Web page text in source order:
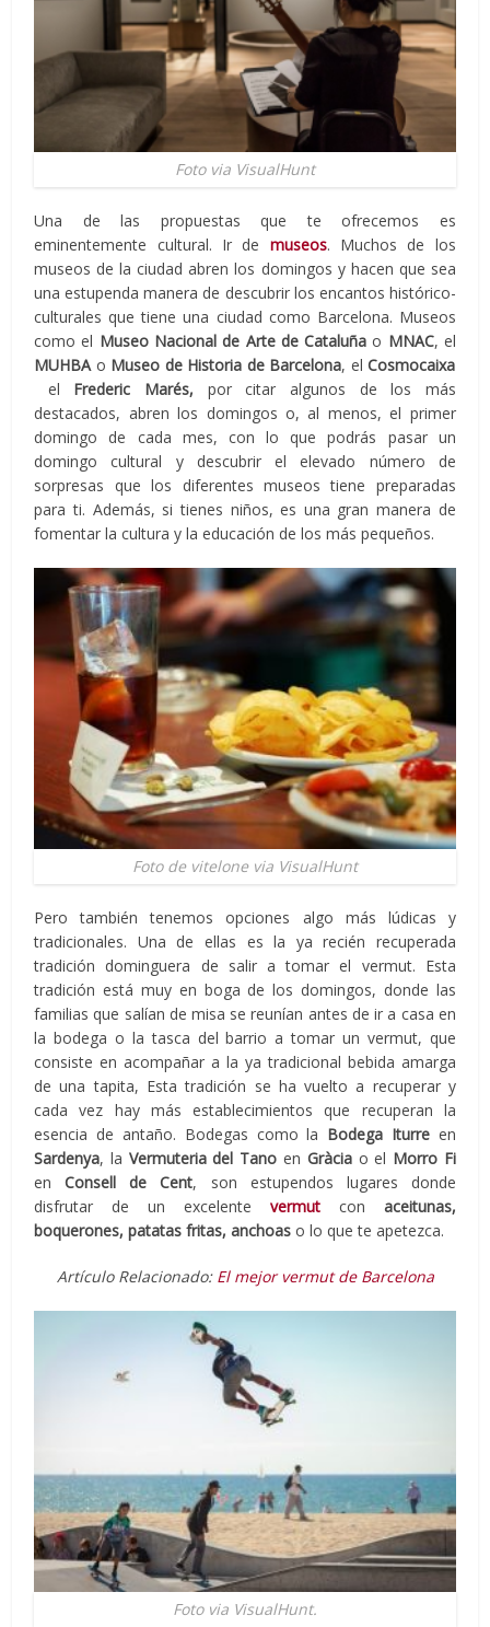
Foto via VisualHunt
Una de las propuestas que te ofrecemos es
eminentemente cultural. Ir de museos. Muchos de los
museos de la ciudad abren los domingos y hacen que sea
una estupenda manera de descubrir los encantos histórico-
culturales que tiene una ciudad como Barcelona. Museos
como el Museo Nacional de Arte de Cataluña o MNAC, el
MUHBA o Museo de Historia de Barcelona, elCosmocaixa
el Frederic Marés, por citar algunos de los más
destacados, abren los domingos o, al menos, el primer
domingo de cada mes, con lo que podrás pasar un
domingo cultural y descubrir el elevado número de
sorpresas que los diferentes museos tiene preparadas
para ti. Además, si tienes niños, es una gran manera de
fomentar la cultura y la educación de los más pequeños.
Foto de vitelone via VisualHunt
Pero también tenemos opciones algo más lúdicas y
tradicionales. Una de ellas es la ya recién recuperada
tradición dominguera de salir a tomar el vermut. Esta
tradición está muy en boga de los domingos, donde las
familias que salían de misa se reunían antes de ir a casa en
la bodega o la tasca del barrio a tomar un vermut, que
consiste en acompañar a la ya tradicional bebida amarga
de una tapita, Esta tradición se ha vuelto a recuperar y
cada vez hay más establecimientos que recuperan la
esencia de antaño. Bodegas como la Bodega Iturre en
Sardenya, la Vermuteria del Tano en Gràciao el Morro Fi
enConsell de Cent, son estupendos lugares donde
disfrutar de un excelente vermut con aceitunas,
boquerones, patatas fritas, anchoas o lo que te apetezca.
Artículo Relacionado: El mejor vermut de Barcelona
Foto via VisualHunt.